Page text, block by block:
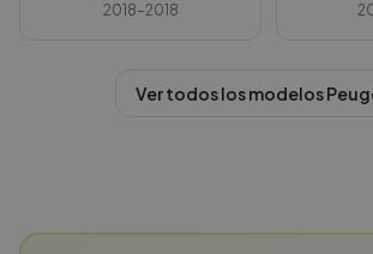
2018-2018
Ver todos los modelos